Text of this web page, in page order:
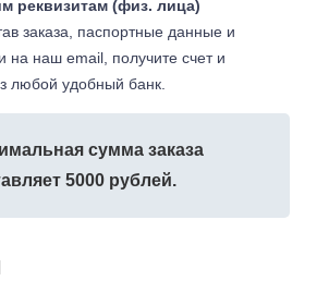
реквизитам (физ. лица)
заказа, паспортные данные и
на наш email, получите счет и
любой удобный банк.
сумма заказа
5000 рублей.